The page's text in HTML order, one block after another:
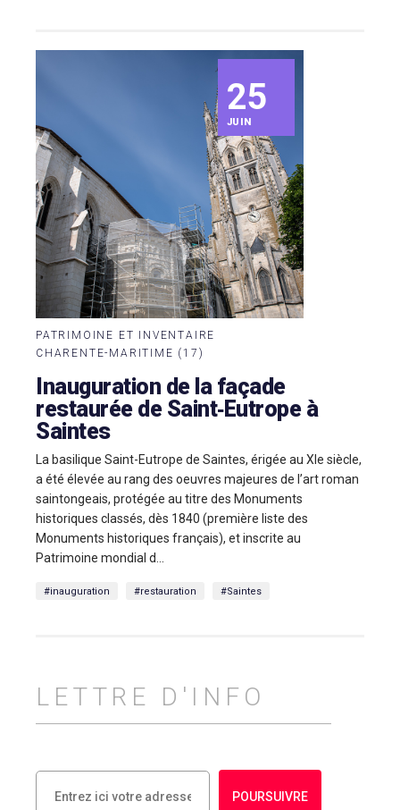
25
JUIN
PATRIMOINE ET INVENTAIRE
CHARENTE-MARITIME (17)
Inauguration de la façade
restaurée de Saint‑Eutrope à
Saintes
La basilique Saint-Eutrope de Saintes, érigée au XIe siècle,
a été élevée au rang des oeuvres majeures de l’art roman
saintongeais, protégée au titre des Monuments
historiques classés, dès 1840 (première liste des
Monuments historiques français), et inscrite au
Patrimoine mondial d...
#inauguration #restauration #Saintes
LETTRE D'INFO
POURSUIVRE